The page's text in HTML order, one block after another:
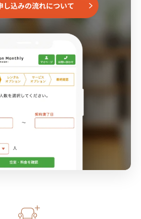
し込みの流れについて